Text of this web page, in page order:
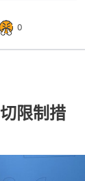
0
限制措